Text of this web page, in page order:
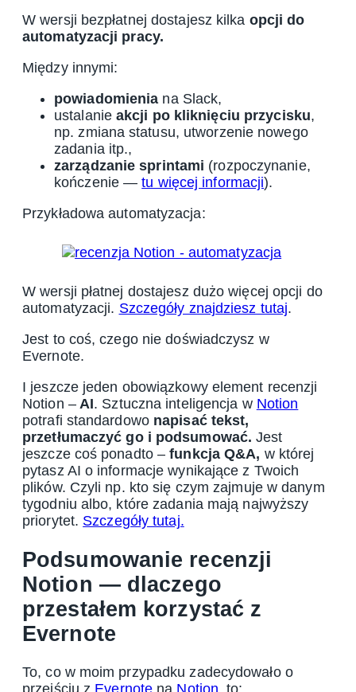
W wersji bezpłatnej dostajesz kilka opcji do
automatyzacji pracy.
Między innymi:
powiadomienia na Slack,
ustalanie akcji po kliknięciu przycisku,
np. zmiana statusu, utworzenie nowego
zadania itp.,
zarządzanie sprintami (rozpoczynanie,
kończenie —tu więcej informacji).
Przykładowa automatyzacja:
W wersji płatnej dostajesz dużo więcej opcji do
automatyzacji. Szczegóły znajdziesz tutaj.
Jest to coś, czego nie doświadczysz w
Evernote.
I jeszcze jeden obowiązkowy element recenzji
Notion –AI. Sztuczna inteligencja w Notion
potrafi standardowo napisać tekst,
przetłumaczyć go i podsumować. Jest
jeszcze coś ponadto –funkcja Q&A, w której
pytasz AI o informacje wynikające z Twoich
plików. Czyli np. kto się czym zajmuje w danym
tygodniu albo, które zadania mają najwyższy
priorytet. Szczegóły tutaj.
Podsumowanie recenzji
Notion — dlaczego
przestałem korzystać z
Evernote
To, co w moim przypadku zadecydowało o